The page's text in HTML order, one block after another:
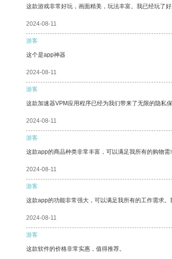
这款游戏非常好玩，画面精美，玩法丰富。我已经玩了好
2024-08-11
游客
这个是app神器
2024-08-11
游客
这款加速器VPM应用程序已经为我们带来了无限的隐私保
2024-08-11
游客
这款app的商品种类非常丰富，可以满足我所有的购物需
2024-08-11
游客
这款app的功能非常强大，可以满足我所有的工作需求
2024-08-11
游客
这款软件的价格非常实惠，值得推荐。